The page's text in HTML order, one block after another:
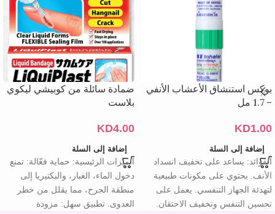
بوكس استنشاق الأعشاب الأنفي
– 1.7 مل
KD1.00
إضافة إلى السلة
الفوائد: يساعد على تخفيف انسداد
الأنف. يحتوي على مكونات طبيعية
لتهدئة الجهاز التنفسي. يعمل على
تحسين التنفس وتخفيف الاحتقان.
ضمادة سائلة من كوبيشي ليكوي
بلاست
KD4.00
إضافة إلى السلة
الميزات الرئيسية: حماية فعّالة: تمنع
دخول الماء، الغبار، والبكتيريا إلى
منطقة الجرح، مما يقلل من خطر
العدوى. تطبيق سهل: مزودة